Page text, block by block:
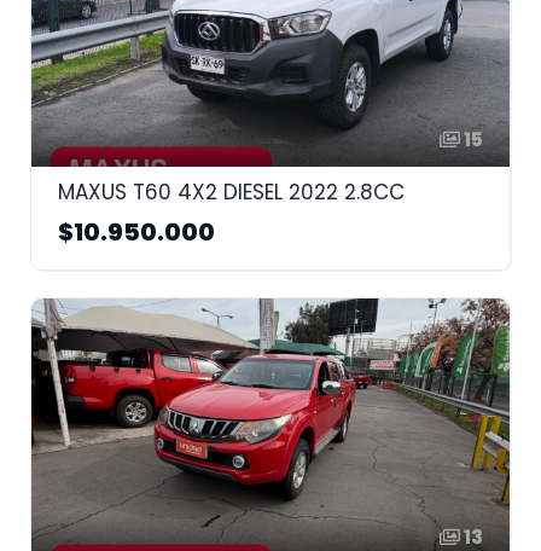
15
MAXUS T60 4X2 DIESEL 2022 2.8CC
$10.950.000
13